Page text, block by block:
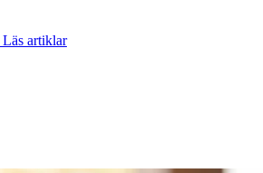
Läs artiklar